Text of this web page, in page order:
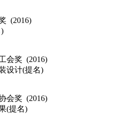
(2016)
会奖 (2016)
设计(提名)
会奖 (2016)
(提名)